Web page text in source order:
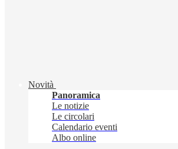
Novità
Panoramica
Le notizie
Le circolari
Calendario eventi
Albo online